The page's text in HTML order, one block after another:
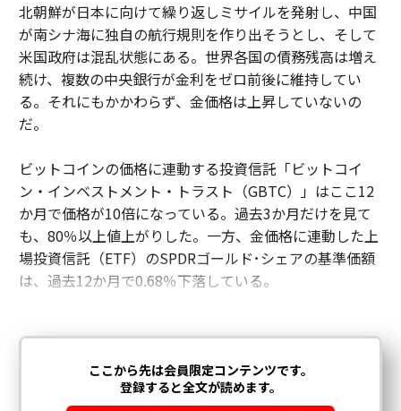
北朝鮮が日本に向けて繰り返しミサイルを発射し、中国
が南シナ海に独自の航行規則を作り出そうとし、そして
米国政府は混乱状態にある。世界各国の債務残高は増え
続け、複数の中央銀行が金利をゼロ前後に維持してい
る。それにもかかわらず、金価格は上昇していないの
だ。
ビットコインの価格に連動する投資信託「ビットコイ
ン・インベストメント・トラスト（GBTC）」はここ12
か月で価格が10倍になっている。過去3か月だけを見て
も、80％以上値上がりした。一方、金価格に連動した上
場投資信託（ETF）のSPDRゴールド･シェアの基準価額
は、過去12か月で0.68％下落している。